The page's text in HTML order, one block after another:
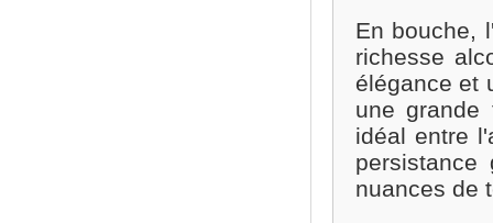
En bouche,
richesse
élégance et
une grande
idéal entre
persistance
nuances de